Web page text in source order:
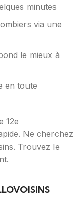
minutes
via une
le mieux à
en toute
12e
Ne cherchez
Trouvez le